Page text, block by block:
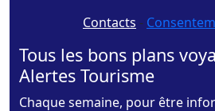
Contacts -
Tous les bons plans
Alertes Tourisme
Chaque semaine, pour être